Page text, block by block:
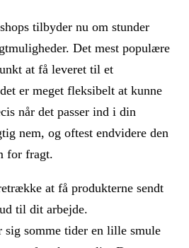
tilbyder nu om stunder
Det mest populære
at få leveret til et
er meget fleksibelt at kunne
når det passer ind i din
nem, og oftest endvidere den
for fragt.
at få produkterne sendt
til dit arbejde.
sig somme tider en lille smule